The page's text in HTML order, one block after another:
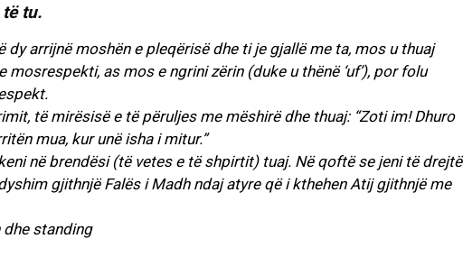
tu.
arrijnë moshën e pleqërisë dhe ti je gjallë me ta, mos u thuaj
as mos e ngrini zërin (duke u thënë ‘uf’), por folu
të mirësisë e të përuljes me mëshirë dhe thuaj: “Zoti im! Dhuro
mua, kur unë isha i mitur.”
në brendësi (të vetes e të shpirtit) tuaj. Në qoftë se jeni të drejtë
gjithnjë Falës i Madh ndaj atyre që i kthehen Atij gjithnjë me